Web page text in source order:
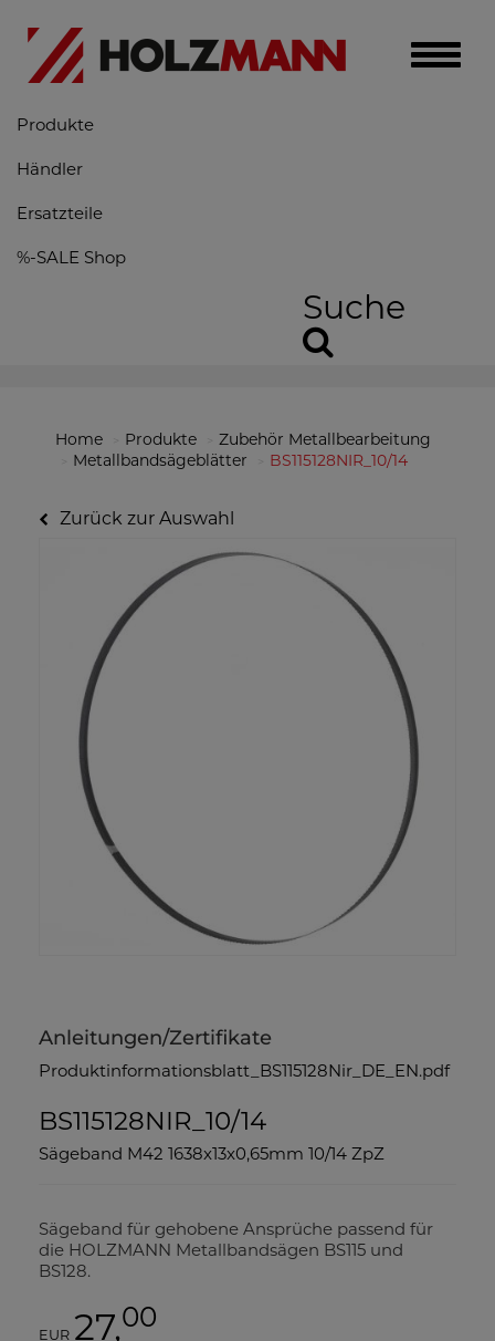
Toggle
Produkte
Händler
Ersatzteile
%-SALE Shop
Suche
Home Produkte
Zubehör Metallbearbeitung
Metallbandsägeblätter
BS115128NIR_10/14
Zurück zur Auswahl
Anleitungen/Zertifikate
Produktinformationsblatt_BS115128Nir_DE_EN.pdf
BS115128NIR_10/14
Sägeband M42 1638x13x0,65mm 10/14 ZpZ
Sägeband für gehobene Ansprüche passend für
die HOLZMANN Metallbandsägen BS115 und
BS128.
EUR 27,00